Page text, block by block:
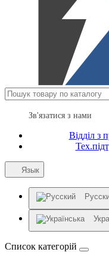
Зв'язатися з нами
Відділ з
Язык
Список категорій